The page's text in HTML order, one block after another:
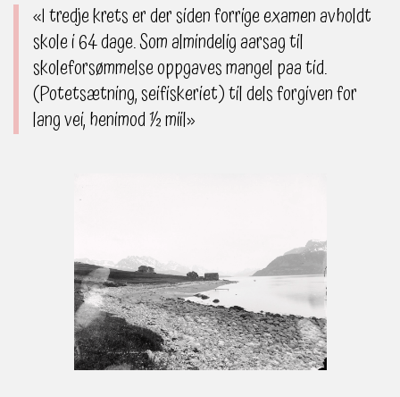
«I tredje krets er der siden forrige examen avholdt
skole i 64 dage. Som almindelig aarsag til
skoleforsømmelse oppgaves mangel paa tid.
(Potetsætning, seifiskeriet) til dels forgiven for
lang vei, henimod ½ miil»